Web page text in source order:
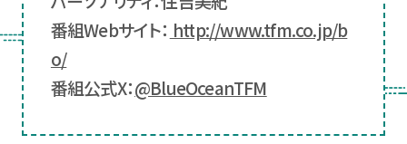
番組Webサイト： http://www.tfm.co.jp/b
o/
番組公式X：@BlueOceanTFM